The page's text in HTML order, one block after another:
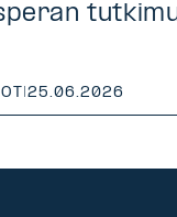
|25.06.2026